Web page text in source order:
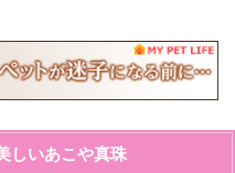
しいあこや真珠